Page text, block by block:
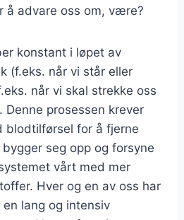
å advare oss om, være?
konstant i løpet av
(f.eks. når vi står eller
når vi skal strekke oss
prosessen krever
blodtilførsel for å fjerne
seg opp og forsyne
vårt med mer
Hver og en av oss har
lang og intensiv